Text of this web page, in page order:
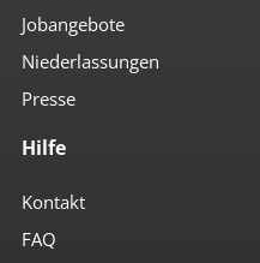
Jobangebote
Niederlassungen
Presse
Hilfe
Kontakt
FAQ